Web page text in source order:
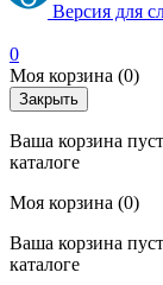
Версия для
0
Моя корзина (0)
Закрыть
Ваша корзина
каталоге
Моя корзина (0)
Ваша корзина
каталоге